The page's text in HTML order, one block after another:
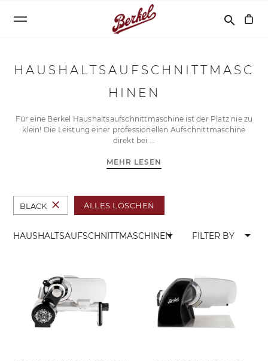
Suchen
search
HAUSHALTSAUFSCHNITTMASC
HINEN
Für eine Berkel Haushaltsaufschnittmaschine ist der Platz nie zu
klein! Die Leistung einer professionellen Aufschnittmaschine
direkt bei
MEHR LESEN
BLACK close ALLES LÖSCHEN
HAUSHALTSAUFSCHNITTMASCHINEN
arrow_drop_down FILTER BY arrow_drop_down